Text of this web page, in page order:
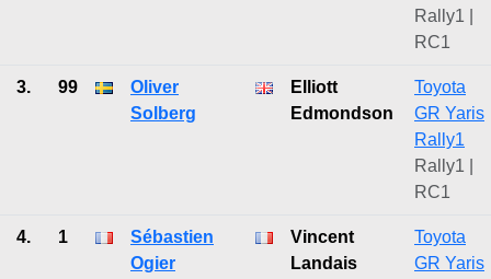
Rally1 |
RC1
3. 99
Oliver
Solberg
Elliott
Edmondson
Toyota
GR Yaris
Rally1
Rally1 |
RC1
4. 1
Sébastien
Ogier
Vincent
Landais
Toyota
GR Yaris